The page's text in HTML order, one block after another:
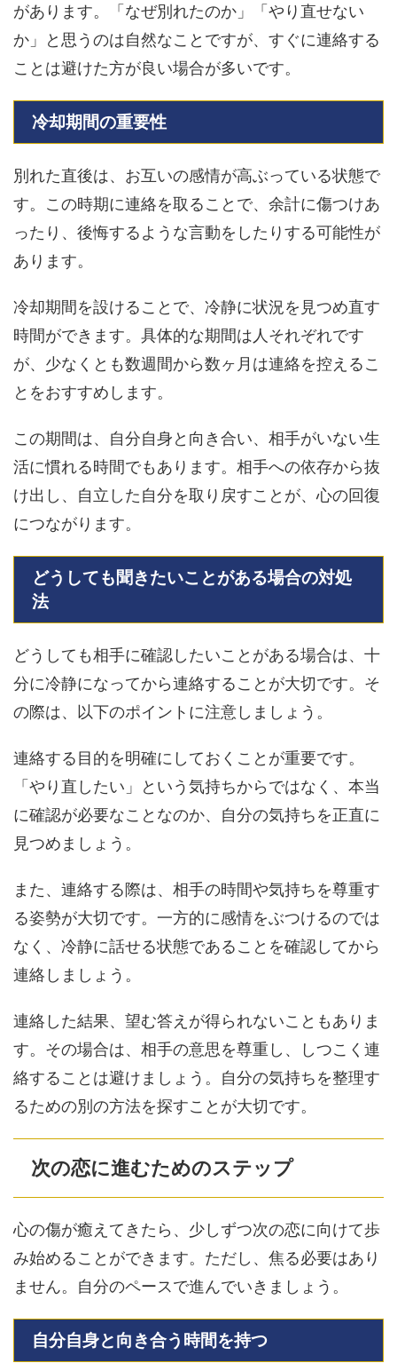
があります。「なぜ別れたのか」「やり直せない
か」と思うのは自然なことですが、すぐに連絡する
ことは避けた方が良い場合が多いです。
冷却期間の重要性
別れた直後は、お互いの感情が高ぶっている状態で
す。この時期に連絡を取ることで、余計に傷つけあ
ったり、後悔するような言動をしたりする可能性が
あります。
冷却期間を設けることで、冷静に状況を見つめ直す
時間ができます。具体的な期間は人それぞれです
が、少なくとも数週間から数ヶ月は連絡を控えるこ
とをおすすめします。
この期間は、自分自身と向き合い、相手がいない生
活に慣れる時間でもあります。相手への依存から抜
け出し、自立した自分を取り戻すことが、心の回復
につながります。
どうしても聞きたいことがある場合の対処
法
どうしても相手に確認したいことがある場合は、十
分に冷静になってから連絡することが大切です。そ
の際は、以下のポイントに注意しましょう。
連絡する目的を明確にしておくことが重要です。
「やり直したい」という気持ちからではなく、本当
に確認が必要なことなのか、自分の気持ちを正直に
見つめましょう。
また、連絡する際は、相手の時間や気持ちを尊重す
る姿勢が大切です。一方的に感情をぶつけるのでは
なく、冷静に話せる状態であることを確認してから
連絡しましょう。
連絡した結果、望む答えが得られないこともありま
す。その場合は、相手の意思を尊重し、しつこく連
絡することは避けましょう。自分の気持ちを整理す
るための別の方法を探すことが大切です。
次の恋に進むためのステップ
心の傷が癒えてきたら、少しずつ次の恋に向けて歩
み始めることができます。ただし、焦る必要はあり
ません。自分のペースで進んでいきましょう。
自分自身と向き合う時間を持つ